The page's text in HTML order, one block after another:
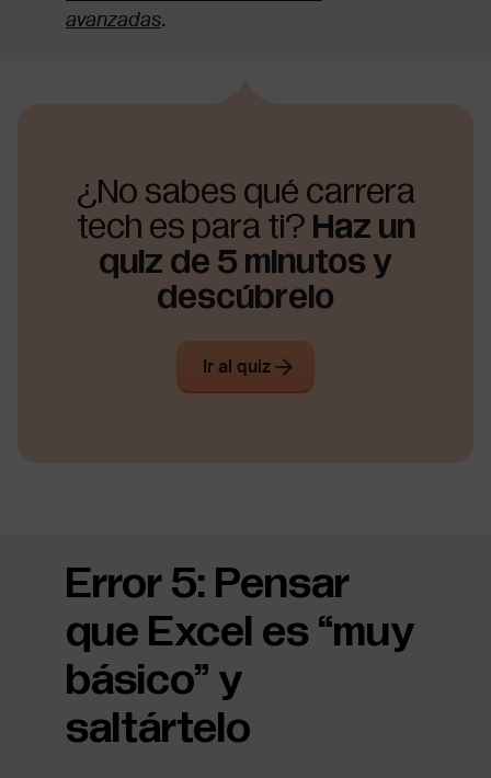
avanzadas.
¿No sabes qué carrera
tech es para ti? Haz un
quiz de 5 minutos y
descúbrelo
Ir al quiz
Error 5: Pensar
que Excel es “muy
básico” y
saltártelo